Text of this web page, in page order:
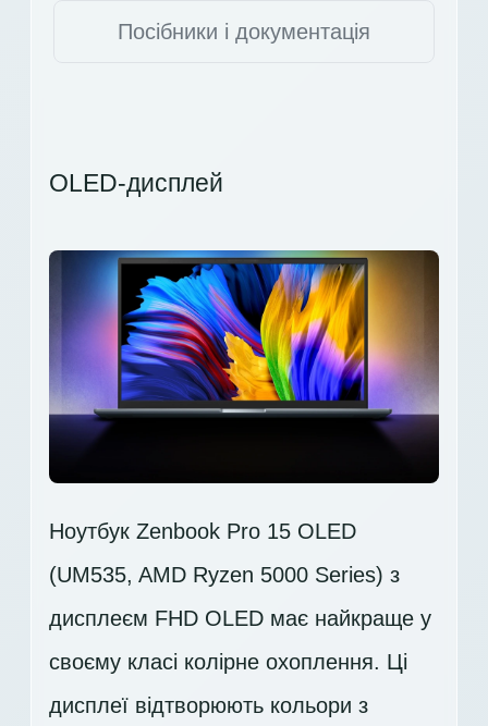
Посібники і документація
OLED-дисплей
Ноутбук Zenbook Pro 15 OLED
(UM535, AMD Ryzen 5000 Series) з
дисплеєм FHD OLED має найкраще у
своєму класі колірне охоплення. Ці
дисплеї відтворюють кольори з